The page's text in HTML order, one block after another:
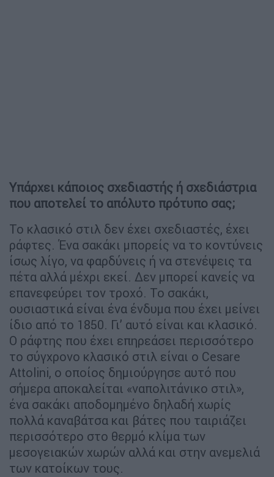
Υπάρχει κάποιος σχεδιαστής ή σχεδιάστρια
που αποτελεί το απόλυτο πρότυπο σας;
Το κλασικό στιλ δεν έχει σχεδιαστές, έχει
ράφτες. Ένα σακάκι μπορείς να το κοντύνεις
ίσως λίγο, να φαρδύνεις ή να στενέψεις τα
πέτα αλλά μέχρι εκεί. Δεν μπορεί κανείς να
επανεφεύρει τον τροχό. Το σακάκι,
ουσιαστικά είναι ένα ένδυμα που έχει μείνει
ίδιο από το 1850. Γι’ αυτό είναι και κλασικό.
Ο ράφτης που έχει επηρεάσει περισσότερο
το σύγχρονο κλασικό στιλ είναι ο Cesare
Attolini, ο οποίος δημιούργησε αυτό που
σήμερα αποκαλείται «ναπολιτάνικο στιλ»,
ένα σακάκι αποδομημένο δηλαδή χωρίς
πολλά καναβάτσα και βάτες που ταιριάζει
περισσότερο στο θερμό κλίμα των
μεσογειακών χωρών αλλά και στην ανεμελιά
των κατοίκων τους.